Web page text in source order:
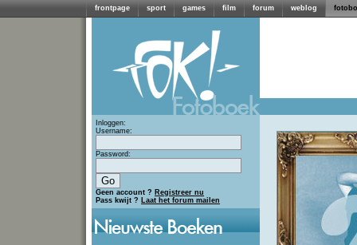
frontpage sport games film forum weblog
Inloggen:
Username:
Password:
Geen account ? Registreer nu
Pass kwijt ? Laat het forum mailen